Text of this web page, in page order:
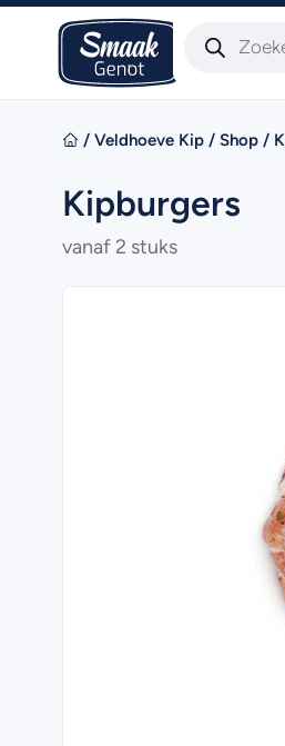
/ Veldhoeve Kip / Shop /
Kipburgers
vanaf 2 stuks